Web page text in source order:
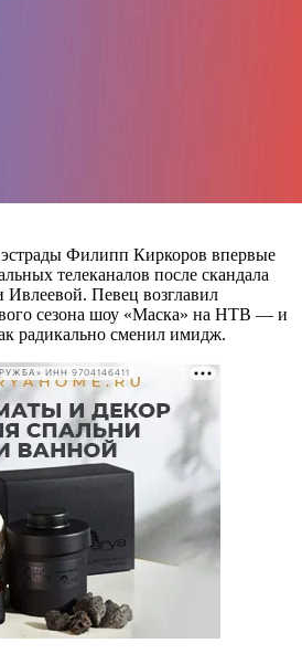
Филипп Киркоров впервые
телеканалов после скандала
Ивлеевой. Певец возглавил
сезона шоу «Маска» на НТВ — и
радикально сменил имидж.
ИНН 9704146411